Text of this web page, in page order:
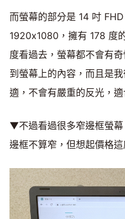
而螢幕的部分是 14 吋
1920x1080，擁有 178 度
度看過去，螢幕都不會有
到螢幕上的內容，而且是
適，不會有嚴重的反光，
▼不過看過很多窄邊框螢
邊框不算窄，但想起價格